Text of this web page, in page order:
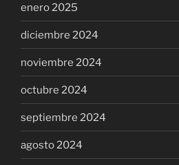
enero 2025
diciembre 2024
noviembre 2024
octubre 2024
septiembre 2024
agosto 2024